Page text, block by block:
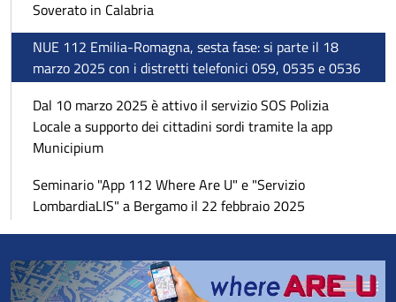
Soverato in Calabria
NUE 112 Emilia-Romagna, sesta fase: si parte il 18
marzo 2025 con i distretti telefonici 059, 0535 e 0536
Dal 10 marzo 2025 è attivo il servizio SOS Polizia
Locale a supporto dei cittadini sordi tramite la app
Municipium
Seminario "App 112 Where Are U" e "Servizio
LombardiaLIS" a Bergamo il 22 febbraio 2025